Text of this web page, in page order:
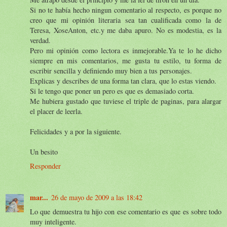
Si no te había hecho ningun comentario al respecto, es porque no
creo que mi opinión literaria sea tan cualificada como la de
Teresa, XoseAnton, etc.y me daba apuro. No es modestia, es la
verdad.
Pero mi opinión como lectora es inmejorable.Ya te lo he dicho
siempre en mis comentarios, me gusta tu estilo, tu forma de
escribir sencilla y definiendo muy bien a tus personajes.
Explicas y describes de una forma tan clara, que lo estas viendo.
Si le tengo que poner un pero es que es demasiado corta.
Me hubiera gustado que tuviese el triple de paginas, para alargar
el placer de leerla.
Felicidades y a por la siguiente.
Un besito
Responder
mar... 26 de mayo de 2009 a las 18:42
Lo que demuestra tu hijo con ese comentario es que es sobre todo
muy inteligente.